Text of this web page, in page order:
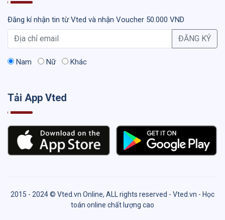
Đăng kí nhận tin từ Vted và nhận Voucher 50.000 VND
ĐĂNG KÝ
Nam Nữ Khác
Tải App Vted
2015 - 2024 © Vted.vn Online, ALL rights reserved - Vted.vn - Học
toán online chất lượng cao